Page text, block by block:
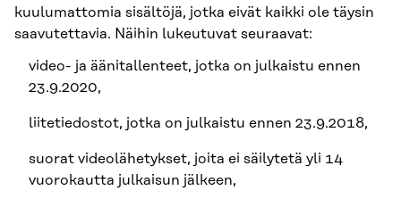
kuulumattomia sisältöjä, jotka eivät kaikki ole täysin
saavutettavia. Näihin lukeutuvat seuraavat:
video- ja äänitallenteet, jotka on julkaistu ennen
23.9.2020,
liitetiedostot, jotka on julkaistu ennen 23.9.2018,
suorat videolähetykset, joita ei säilytetä yli 14
vuorokautta julkaisun jälkeen,